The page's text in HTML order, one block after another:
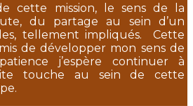
cette mission, le sens de la
du partage au sein d’un
tellement impliqués. Cette
de développer mon sens de
j’espère continuer à
touche au sein de cette